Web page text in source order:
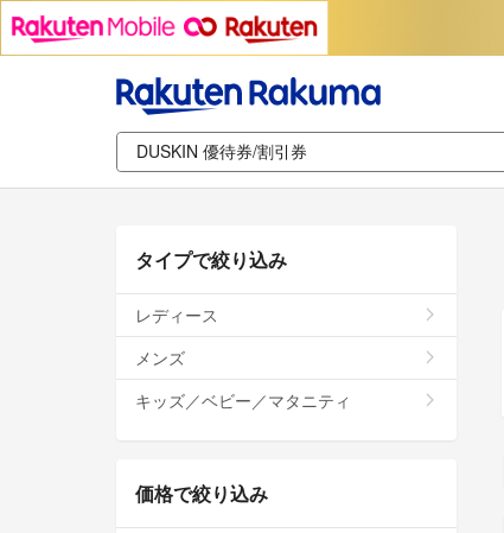
タイプで絞り込み
レディース
メンズ
キッズ／ベビー／マタニティ
価格で絞り込み